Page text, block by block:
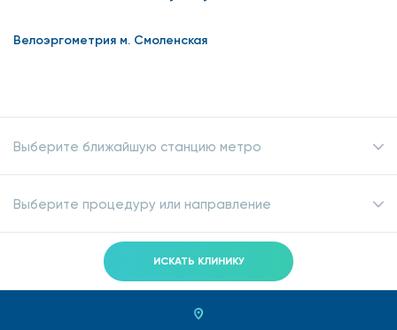
Велоэргометрия м. Смоленская
Выберите ближайшую станцию метро
Выберите процедуру или направление
ИСКАТЬ КЛИНИКУ